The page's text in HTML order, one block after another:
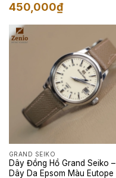
450,000₫
GRAND SEIKO
Dây Đồng Hồ Grand Seiko –
Dây Da Epsom Màu Eutope